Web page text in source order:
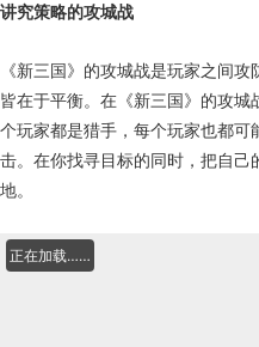
讲究策略的攻城战
《新三国》的攻城战是玩家之间
皆在于平衡。在《新三国》的攻
个玩家都是猎手，每个玩家也都
击。在你找寻目标的同时，把自己
地。
正在加载……